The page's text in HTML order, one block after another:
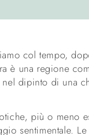
col tempo,
è una regione
dipinto di una
più o meno
sentimentale.